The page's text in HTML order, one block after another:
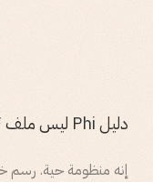
دليل Phi ليس ملف PDF يسلّمه لك أحدهم ثم ينصرف.